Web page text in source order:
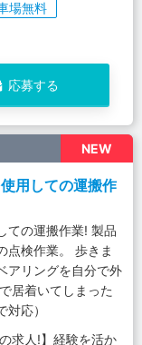
場無料
応募する
NEW
用しての運搬作
ての運搬作業! 製品
点検作業。 歩きま
アリングを自分で外
居着いてしまった
応）
の求人!】経験を活か